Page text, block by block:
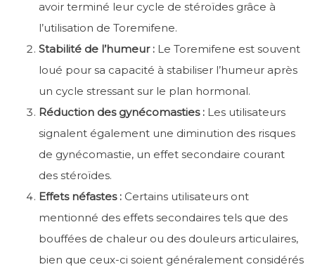
avoir terminé leur cycle de stéroïdes grâce à
l’utilisation de Toremifene.
Stabilité de l’humeur : Le Toremifene est souvent
loué pour sa capacité à stabiliser l’humeur après
un cycle stressant sur le plan hormonal.
Réduction des gynécomasties : Les utilisateurs
signalent également une diminution des risques
de gynécomastie, un effet secondaire courant
des stéroïdes.
Effets néfastes : Certains utilisateurs ont
mentionné des effets secondaires tels que des
bouffées de chaleur ou des douleurs articulaires,
bien que ceux-ci soient généralement considérés